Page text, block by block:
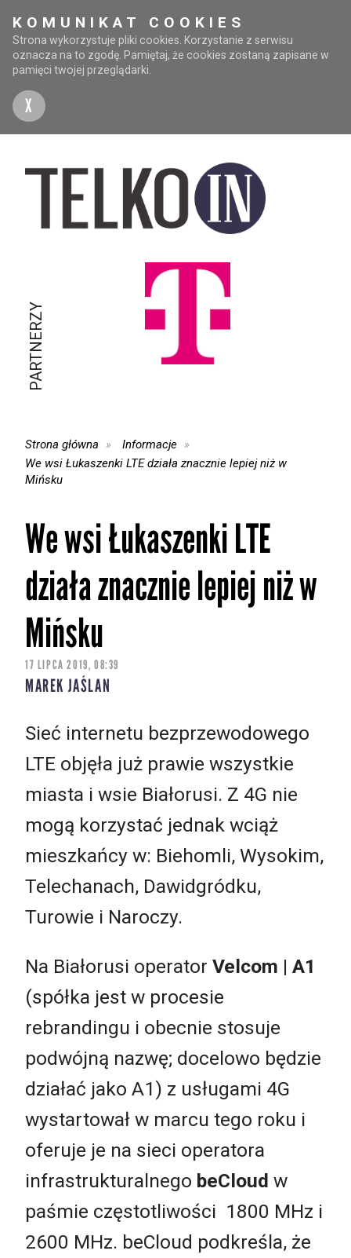
KOMUNIKAT COOKIES
Strona wykorzystuje pliki cookies. Korzystanie z serwisu
oznacza na to zgodę. Pamiętaj, że cookies zostaną zapisane w
pamięci twojej przeglądarki.
X
PARTNERZY
Strona główna
Informacje
We wsi Łukaszenki LTE działa znacznie lepiej niż w
Mińsku
We wsi Łukaszenki LTE
działa znacznie lepiej niż w
Mińsku
17 LIPCA 2019, 08:39
MAREK JAŚLAN
Sieć internetu bezprzewodowego
LTE objęła już prawie wszystkie
miasta i wsie Białorusi. Z 4G nie
mogą korzystać jednak wciąż
mieszkańcy w: Biehomli, Wysokim,
Telechanach, Dawidgródku,
Turowie i Naroczy.
Na Białorusi operator Velcom | A1
(spółka jest w procesie
rebrandingu i obecnie stosuje
podwójną nazwę; docelowo będzie
działać jako A1) z usługami 4G
wystartował w marcu tego roku i
oferuje je na sieci operatora
infrastrukturalnego beCloud w
paśmie częstotliwości 1800 MHz i
2600 MHz. beCloud podkreśla, że